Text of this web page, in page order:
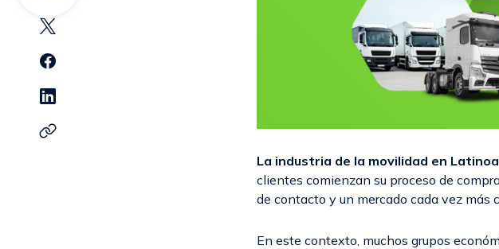
La industria de la movilidad en
clientes comienzan su proceso de
de contacto y un mercado cada vez más
En este contexto, muchos grupos